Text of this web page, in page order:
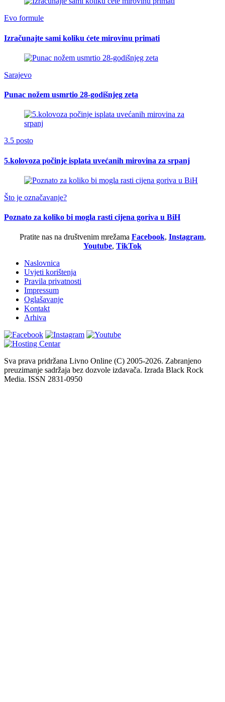
Evo formule
Izračunajte sami koliku ćete mirovinu primati
Sarajevo
Punac nožem usmrtio 28-godišnjeg zeta
3.5 posto
5.kolovoza počinje isplata uvećanih mirovina za srpanj
Što je označavanje?
Poznato za koliko bi mogla rasti cijena goriva u BiH
Pratite nas na društvenim mrežama Facebook, Instagram,
Youtube, TikTok
Naslovnica
Uvjeti korištenja
Pravila privatnosti
Impressum
Oglašavanje
Kontakt
Arhiva
Sva prava pridržana Livno Online (C) 2005-2026. Zabranjeno
preuzimanje sadržaja bez dozvole izdavača. Izrada Black Rock
Media. ISSN 2831-0950